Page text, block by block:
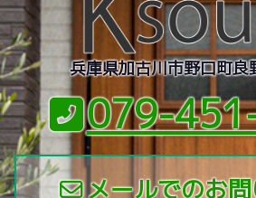
兵庫県加古川市野口町良
079-
メールでのお